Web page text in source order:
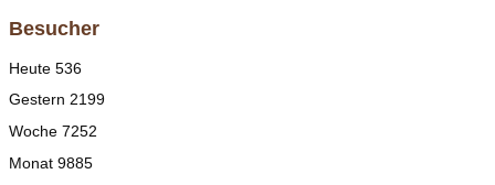
Besucher
Heute 536
Gestern 2199
Woche 7252
Monat 9885